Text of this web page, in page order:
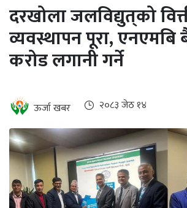
खबर
हरित
हाइड्रोजन
सम्पादकीय
बैंक
पर्यटन
भिडियो
दरखोला जलविद्युत्‌को
व्यवस्थापन पूरा,
करोड लगानी गर्ने
ऊर्जा खबर २०८३ जेठ १४